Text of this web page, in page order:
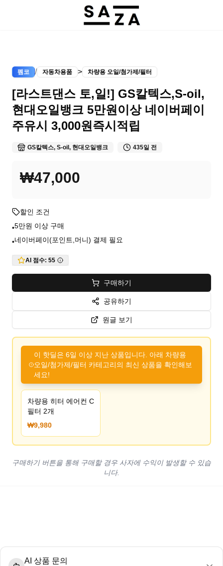
펨코 / 자동차용품 > 차량용 오일/첨가제/필터
[라스트댄스 토,일!] GS칼텍스,S-oil,
현대오일뱅크 5만원이상 네이버페이
주유시 3,000원즉시적립
GS칼텍스, S-oil, 현대오일뱅크 435일 전
₩47,000
할인 조건
•5만원 이상 구매
•네이버페이(포인트,머니) 결제 필요
AI 점수: 55
구매하기
공유하기
원글 보기
이 핫딜은 6일 이상 지난 상품입니다. 아래 차량용
오일/첨가제/필터 카테고리의 최신 상품을 확인해보
세요!
차량용 히터 에어컨 C
필터 2개
₩9,980
구매하기 버튼을 통해 구매할 경우 사자에 수익이 발생할 수 있습
니다.
AI 상품 문의